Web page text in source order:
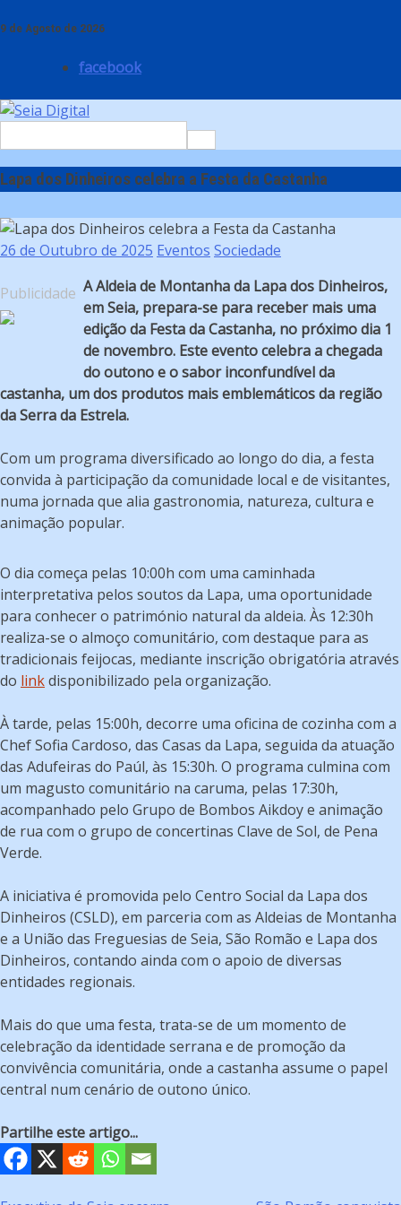
to
9 de Agosto de 2026
facebook
for:
Lapa dos Dinheiros celebra a Festa da Castanha
26 de Outubro de 2025 Eventos Sociedade
Publicidade A Aldeia de Montanha da Lapa dos Dinheiros,
em Seia, prepara-se para receber mais uma
edição da Festa da Castanha, no próximo dia 1
de novembro. Este evento celebra a chegada
do outono e o sabor inconfundível da
castanha, um dos produtos mais emblemáticos da região
da Serra da Estrela.
Com um programa diversificado ao longo do dia, a festa
convida à participação da comunidade local e de visitantes,
numa jornada que alia gastronomia, natureza, cultura e
animação popular.
O dia começa pelas 10:00h com uma caminhada
interpretativa pelos soutos da Lapa, uma oportunidade
para conhecer o património natural da aldeia. Às 12:30h
realiza-se o almoço comunitário, com destaque para as
tradicionais feijocas, mediante inscrição obrigatória através
do linkdisponibilizado pela organização.
À tarde, pelas 15:00h, decorre uma oficina de cozinha com a
Chef Sofia Cardoso, das Casas da Lapa, seguida da atuação
das Adufeiras do Paúl, às 15:30h. O programa culmina com
um magusto comunitário na caruma, pelas 17:30h,
acompanhado pelo Grupo de Bombos Aikdoy e animação
de rua com o grupo de concertinas Clave de Sol, de Pena
Verde.
A iniciativa é promovida pelo Centro Social da Lapa dos
Dinheiros (CSLD), em parceria com as Aldeias de Montanha
e a União das Freguesias de Seia, São Romão e Lapa dos
Dinheiros, contando ainda com o apoio de diversas
entidades regionais.
Mais do que uma festa, trata-se de um momento de
celebração da identidade serrana e de promoção da
convivência comunitária, onde a castanha assume o papel
central num cenário de outono único.
Partilhe este artigo...